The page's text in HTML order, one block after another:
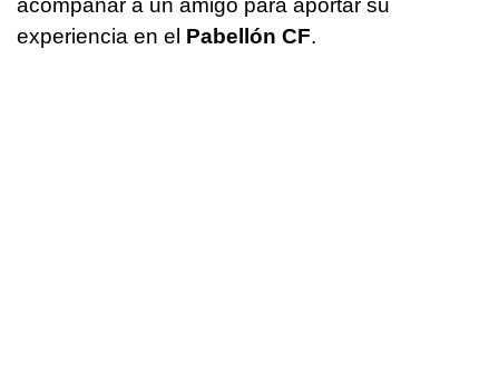
acompañar a un amigo para aportar su
experiencia en el Pabellón CF.